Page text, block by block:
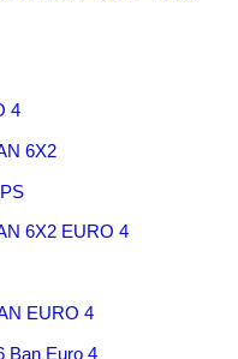
4
6X2
6X2 EURO 4
EURO 4
Ban Euro 4